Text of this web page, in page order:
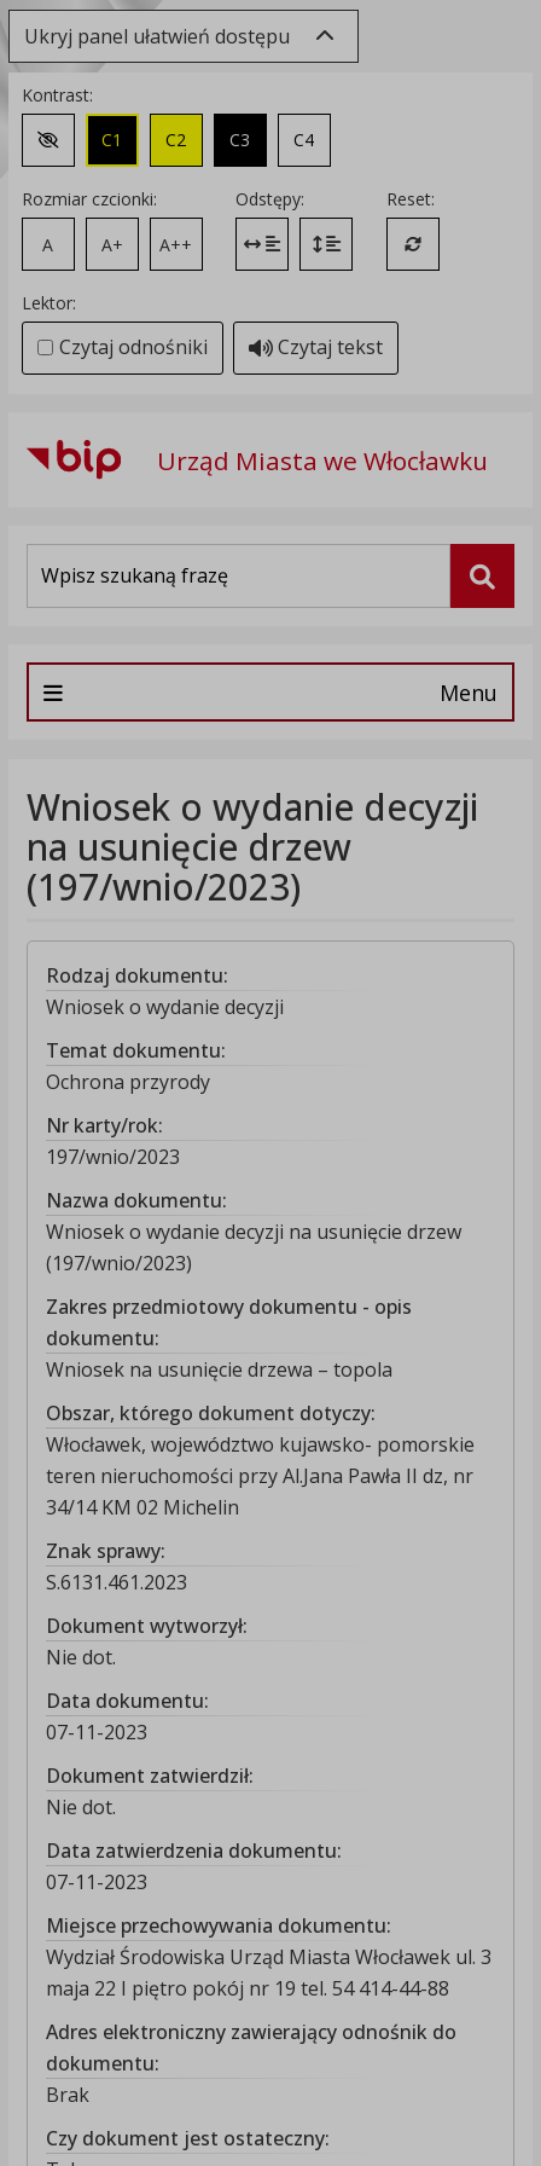
Ukryj panel ułatwień dostępu
Kontrast:
Zmień kontrast na domyślny
C1 C2 C3 C4
Rozmiar czcionki:
A
A+ A++
Odstępy:
Zmień odstęp między literami
Zmień interlinię i margines
Reset:
Przywróć
Lektor:
Czytaj odnośniki Czytaj tekst
Urząd Miasta we Włocławku
Menu
Wniosek o wydanie decyzji
na usunięcie drzew
(197/wnio/2023)
Rodzaj dokumentu:
Wniosek o wydanie decyzji
Temat dokumentu:
Ochrona przyrody
Nr karty/rok:
197/wnio/2023
Nazwa dokumentu:
Wniosek o wydanie decyzji na usunięcie drzew
(197/wnio/2023)
Zakres przedmiotowy dokumentu - opis
dokumentu:
Wniosek na usunięcie drzewa – topola
Obszar, którego dokument dotyczy:
Włocławek, województwo kujawsko- pomorskie
teren nieruchomości przy Al.Jana Pawła II dz, nr
34/14 KM 02 Michelin
Znak sprawy:
S.6131.461.2023
Dokument wytworzył:
Nie dot.
Data dokumentu:
07-11-2023
Dokument zatwierdził:
Nie dot.
Data zatwierdzenia dokumentu:
07-11-2023
Miejsce przechowywania dokumentu:
Wydział Środowiska Urząd Miasta Włocławek ul. 3
maja 22 I piętro pokój nr 19 tel. 54 414-44-88
Adres elektroniczny zawierający odnośnik do
dokumentu:
Brak
Czy dokument jest ostateczny: